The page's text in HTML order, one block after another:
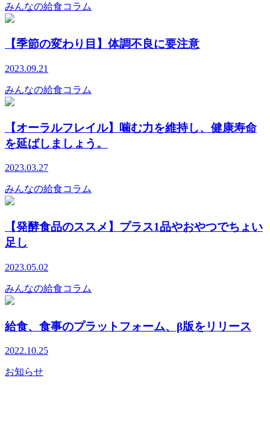
みんなの給食コラム
【季節の変わり目】体調不良に要注意
2023.09.21
みんなの給食コラム
【オーラルフレイル】噛む力を維持し、健康寿命
を延ばしましょう。
2023.03.27
みんなの給食コラム
【発酵食品のススメ】プラス1品やおやつでちょい
足し
2023.05.02
みんなの給食コラム
給食、食事のプラットフォーム、β版をリリース
2022.10.25
お知らせ